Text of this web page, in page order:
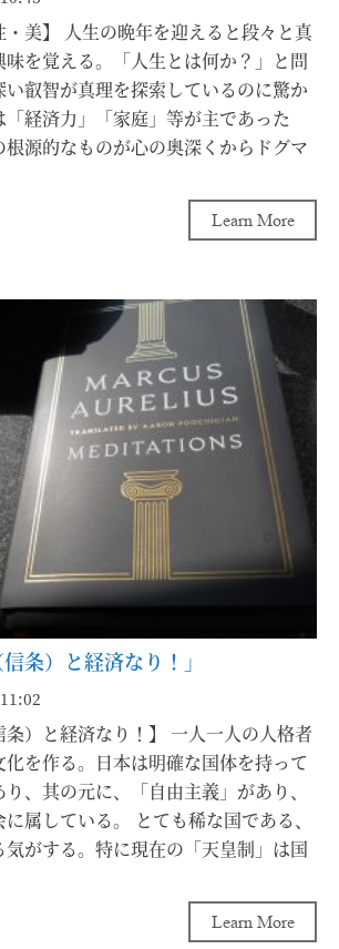
・美】 人生の晩年を迎えると段々と真
を覚える。「人生とは何か？」と問
い叡智が真理を探索しているのに驚か
経済力」「家庭」等が主であった
源的なものが心の奥深くからドグマ
共鳴する。生きる事はArtである。日
芸術】を造り上げる作品である。毎日
事も1か月、毎日30分歩く事で、足腰
のが目に見えてわかる。又毎日「考え
で、気付きのセンサーが頭の隅にあ
日頃から考えていた事と結びつく。
「考えて」いたからこそ、産み出され
生の若い時に大きなVisionを持てば、
るであろう。野球選手の大谷翔平選
荼羅図を構成し、アメリカで打者と
目指したとされる。そして日々努力
」【習慣】を「積み重ねる」事によ
れはスポーツに限らず、全ての分野
だろうか。アメリカの教育界でも今
つあるようである。12歳から15歳まで
つけた方はある意味ラッキーだろ
がなくてはならない。（日本の教育界
性までのカリキュラムは優れていると
掃除する事は秀逸である。） 人生の
】である。受ける愛よりも与える
生がより良くなる。Giveこそ20年、30
ができたかであろう。 又「知性」は叡
れない。私は「宇宙の法則」/the law
Learn More
条）と経済なり！」
条）と経済なり！】 一人一人の人格者
を作る。日本は明確な国体を持って
、其の元に、「自由主義」があり、
に属している。 とても稀な国である、
がする。特に現在の「天皇制」は国
くものである。 そして何よりも民間は
話し合えり、自分の才能を伸ばすだけ
Learn More